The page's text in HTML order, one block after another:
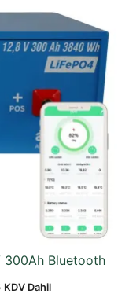
300Ah Bluetooth
Şu
KDV Dahil